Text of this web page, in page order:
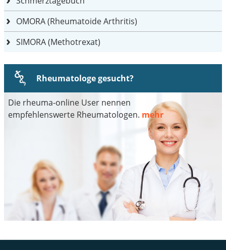
OMORA (Rheumatoide Arthritis)
SIMORA (Methotrexat)
Rheumatologe gesucht?
Die rheuma-online User nennen
empfehlenswerte Rheumatologen. mehr